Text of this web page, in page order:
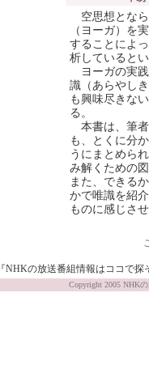
空思想となら
（ヨーガ）を
することによ
析しているとい
ヨーガの実践
識（あらやし
も興味尽きな
る。
本書は、筆者
も、とくに分
うにまとめら
み解くための
また、できる
かで唯識を紹
ものに感じさせ
『NHKの放送番組情報はココで探
Copyright 2005 NHK